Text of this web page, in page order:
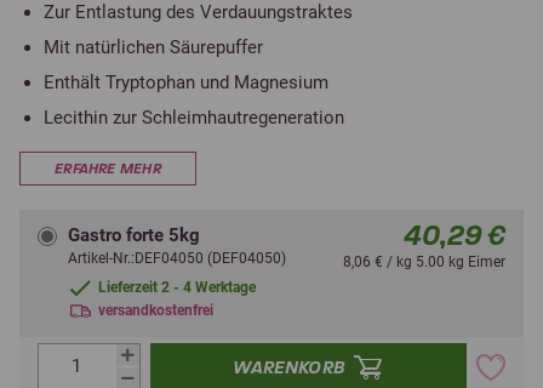
Zur Entlastung des Verdauungstraktes
Mit natürlichen Säurepuffer
Enthält Tryptophan und Magnesium
Lecithin zur Schleimhautregeneration
ERFAHRE MEHR
Gastro forte 5kg
Artikel-Nr.:DEF04050 (DEF04050)
Lieferzeit 2 - 4 Werktage
versandkostenfrei
40,29 €
8,06 € / kg 5.00 kg Eimer
WARENKORB